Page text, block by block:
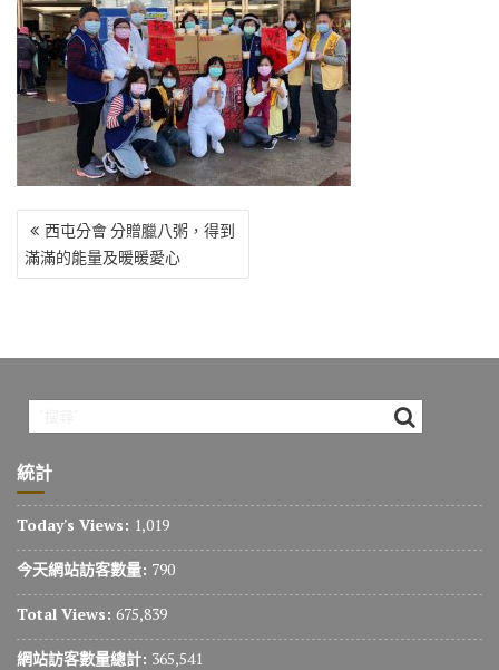
o
o
k
r a
m
Li
n
k
文
章
導
西屯分會 分贈臘八粥，得到
滿滿的能量及暖暖愛心
統計
Today's Views: 1,019
今天網站訪客數量: 790
Total Views: 675,839
網站訪客數量總計: 365,541